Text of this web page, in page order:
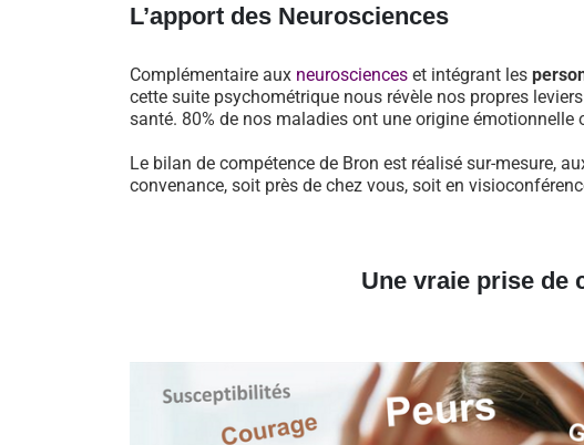
L’apport des Neurosciences
Complémentaire aux neurosciences et intégrant les
cette suite psychométrique nous révèle nos propres
santé. 80% de nos maladies ont une origine émotionnelle
Le bilan de compétence de Bron est réalisé sur-mesure,
convenance, soit près de chez vous, soit en
Une vraie prise de